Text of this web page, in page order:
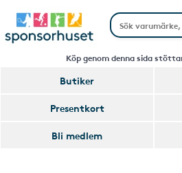
Köp genom denna sida
Butiker
Presentkort
Bli medlem